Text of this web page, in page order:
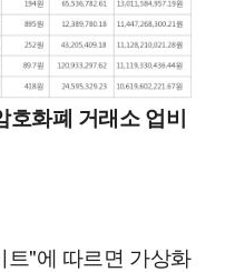
호화폐 거래소 업비
"에 따르면 가상화